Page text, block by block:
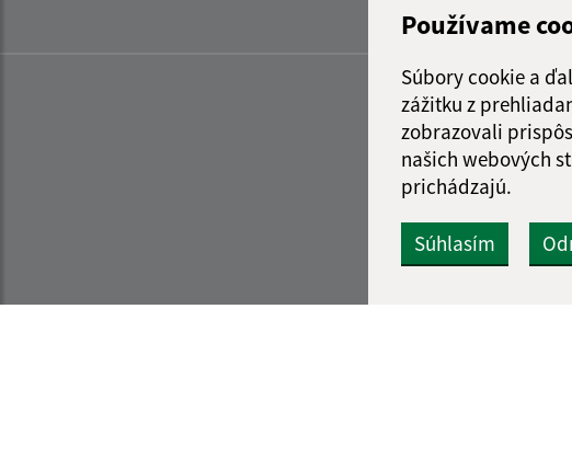
Používame
Súbory cookie a
zážitku z
zobrazovali
našich webových
prichádzajú.
Súhlasím